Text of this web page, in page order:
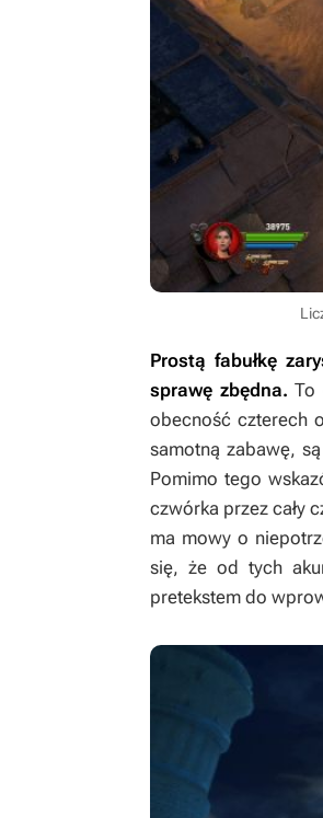
Prostą fabułkę
sprawę zbędna. To
obecność czterech
samotną zabawę,
Pomimo tego
czwórka przez cały
ma mowy o
się, że od tych
pretekstem do